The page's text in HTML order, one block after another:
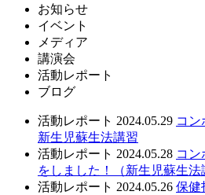
お知らせ
イベント
メディア
講演会
活動レポート
ブログ
活動レポート 2024.05.29 コン
新生児蘇生法講習
活動レポート 2024.05.28 コン
をしました！（新生児蘇生法
活動レポート 2024.05.26 保健